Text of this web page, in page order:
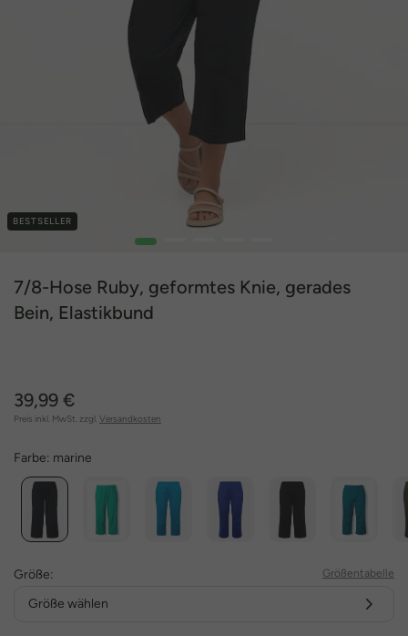
BESTSELLER
1
7/8-Hose Ruby, geformtes Knie, gerades
Bein, Elastikbund
39,99 €
Preis inkl. MwSt. zzgl. Versandkosten
Farbe: marine
Größe: Größentabelle
Größe wählen